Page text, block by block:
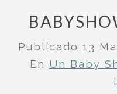
Publicado 13
En Un Baby